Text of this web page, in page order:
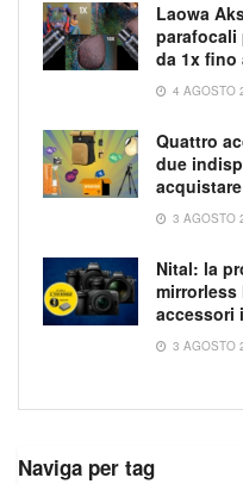
Laowa
parafocali
da 1x fino
4 AGOSTO
Quattro
due
3 AGOSTO
Nital: la
accessori
3 AGOSTO
Naviga per tag